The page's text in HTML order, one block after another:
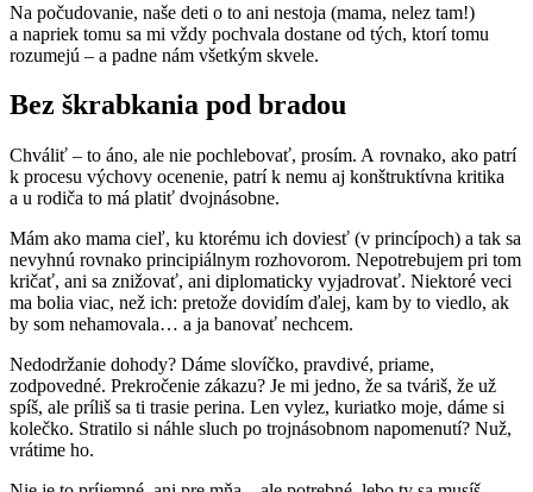
Na počudovanie, naše deti o to ani nestoja (mama, nelez tam!)
a napriek tomu sa mi vždy pochvala dostane od tých, ktorí tomu
rozumejú – a padne nám všetkým skvele.
Bez škrabkania pod bradou
Chváliť – to áno, ale nie pochlebovať, prosím. A rovnako, ako patrí
k procesu výchovy ocenenie, patrí k nemu aj konštruktívna kritika
a u rodiča to má platiť dvojnásobne.
Mám ako mama cieľ, ku ktorému ich doviesť (v princípoch) a tak sa
nevyhnú rovnako principiálnym rozhovorom. Nepotrebujem pri tom
kričať, ani sa znižovať, ani diplomaticky vyjadrovať. Niektoré veci
ma bolia viac, než ich: pretože dovidím ďalej, kam by to viedlo, ak
by som nehamovala… a ja banovať nechcem.
Nedodržanie dohody? Dáme slovíčko, pravdivé, priame,
zodpovedné. Prekročenie zákazu? Je mi jedno, že sa tváriš, že už
spíš, ale príliš sa ti trasie perina. Len vylez, kuriatko moje, dáme si
kolečko. Stratilo si náhle sluch po trojnásobnom napomenutí? Nuž,
vrátime ho.